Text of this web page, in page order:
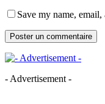
Save my name,
- Advertisement -